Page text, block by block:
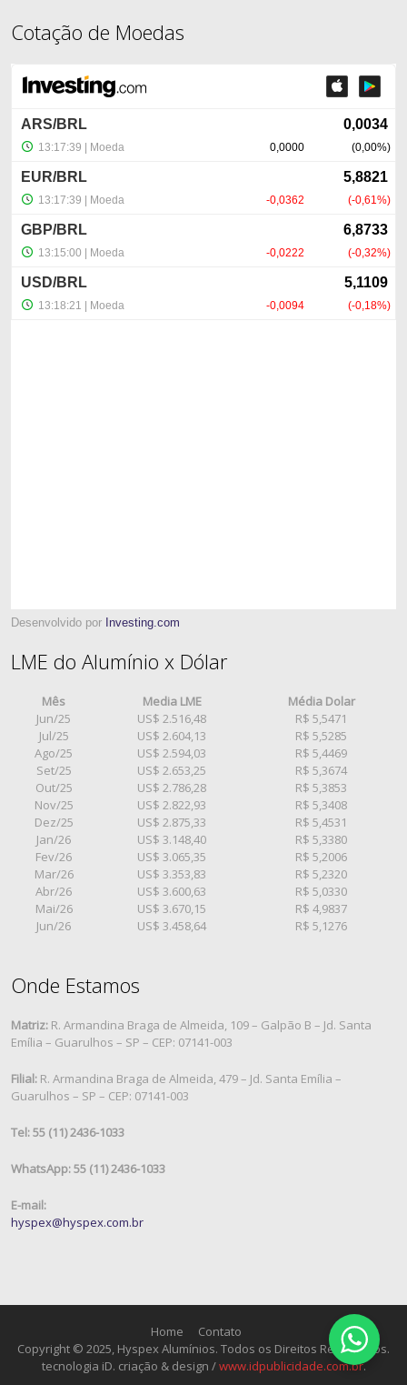
Cotação de Moedas
Desenvolvido por Investing.com
LME do Alumínio x Dólar
Mês Media LME
Média Dolar
Jun/25
US$ 2.516,48
R$ 5,5471
Jul/25
US$ 2.604,13
R$ 5,5285
Ago/25
US$ 2.594,03
R$ 5,4469
Set/25
US$ 2.653,25
R$ 5,3674
Out/25
US$ 2.786,28
R$ 5,3853
Nov/25
US$ 2.822,93
R$ 5,3408
Dez/25
US$ 2.875,33
R$ 5,4531
Jan/26
US$ 3.148,40
R$ 5,3380
Fev/26
US$ 3.065,35
R$ 5,2006
Mar/26
US$ 3.353,83
R$ 5,2320
Abr/26
US$ 3.600,63
R$ 5,0330
Mai/26
US$ 3.670,15
R$ 4,9837
Jun/26
US$ 3.458,64 R$ 5,1276
Onde Estamos
Matriz: R. Armandina Braga de Almeida, 109 – Galpão B – Jd. Santa
Emília – Guarulhos – SP – CEP: 07141-003
Filial: R. Armandina Braga de Almeida, 479 – Jd. Santa Emília –
Guarulhos – SP – CEP: 07141-003
Tel: 55 (11) 2436-1033
WhatsApp: 55 (11) 2436-1033
E-mail:
hyspex@hyspex.com.br
Home
Contato
Copyright © 2025, Hyspex Alumínios. Todos os Direitos Reservados.
tecnologia iD. criação & design /www.idpublicidade.com.br.